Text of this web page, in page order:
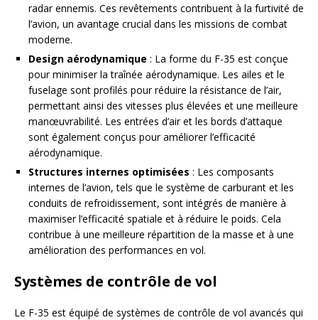
radar ennemis. Ces revêtements contribuent à la furtivité de
l’avion, un avantage crucial dans les missions de combat
moderne.
Design aérodynamique : La forme du F-35 est conçue
pour minimiser la traînée aérodynamique. Les ailes et le
fuselage sont profilés pour réduire la résistance de l’air,
permettant ainsi des vitesses plus élevées et une meilleure
manœuvrabilité. Les entrées d’air et les bords d’attaque
sont également conçus pour améliorer l’efficacité
aérodynamique.
Structures internes optimisées : Les composants
internes de l’avion, tels que le système de carburant et les
conduits de refroidissement, sont intégrés de manière à
maximiser l’efficacité spatiale et à réduire le poids. Cela
contribue à une meilleure répartition de la masse et à une
amélioration des performances en vol.
Systèmes de contrôle de vol
Le F-35 est équipé de systèmes de contrôle de vol avancés qui